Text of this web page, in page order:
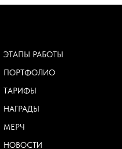
ЭТАПЫ РАБОТЫ
ПОРТФОЛИО
ТАРИФЫ
НАГРАДЫ
МЕРЧ
НОВОСТИ